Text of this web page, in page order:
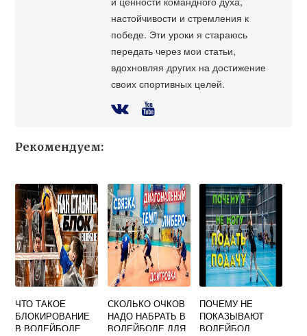
настойчивости и стремления к
победе. Эти уроки я стараюсь
передать через мои статьи,
вдохновляя других на достижение
своих спортивных целей.
Рекомендуем:
ЧТО ТАКОЕ
БЛОКИРОВАНИЕ
В ВОЛЕЙБОЛЕ
СКОЛЬКО ОЧКОВ
НАДО НАБРАТЬ В
ВОЛЕЙБОЛЕ ДЛЯ
ПОЧЕМУ НЕ
ПОКАЗЫВАЮТ
ВОЛЕЙБОЛ